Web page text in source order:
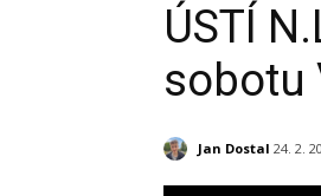
ÚSTÍ
sobotu
Jan Dostal 24. 2.